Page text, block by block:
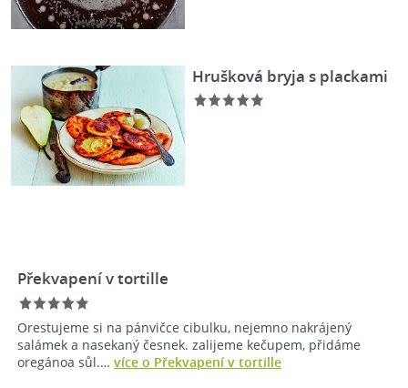
Hrušková bryja s plackami
Překvapení v tortille
Orestujeme si na pánvičce cibulku, nejemno nakrájený
salámek a nasekaný česnek. zalijeme kečupem, přidáme
oregánoa sůl.… více o Překvapení v tortille